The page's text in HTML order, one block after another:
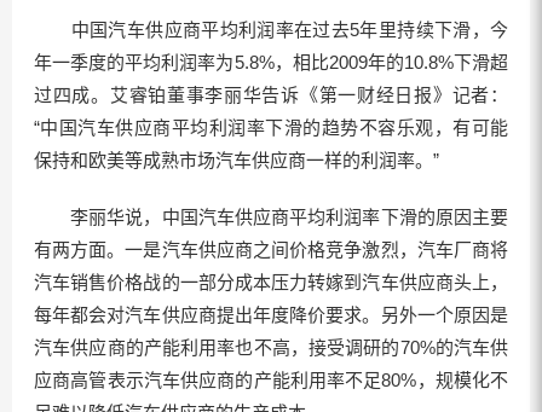
中国汽车供应商平均利润率在过去5年里持续下滑，今
年一季度的平均利润率为5.8%，相比2009年的10.8%下滑超
过四成。艾睿铂董事李丽华告诉《第一财经日报》记者：
“中国汽车供应商平均利润率下滑的趋势不容乐观，有可能
保持和欧美等成熟市场汽车供应商一样的利润率。”
李丽华说，中国汽车供应商平均利润率下滑的原因主要
有两方面。一是汽车供应商之间价格竞争激烈，汽车厂商将
汽车销售价格战的一部分成本压力转嫁到汽车供应商头上，
每年都会对汽车供应商提出年度降价要求。另外一个原因是
汽车供应商的产能利用率也不高，接受调研的70%的汽车供
应商高管表示汽车供应商的产能利用率不足80%，规模化不